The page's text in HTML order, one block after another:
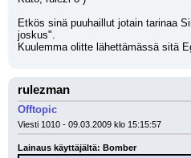
Etkös sinä puuhaillut jotain tarinaa
joskus".
Kuulemma olitte lähettämässä sitä
rulezman
Offtopic
Viesti 1010 - 09.03.2009 klo 15:15:57
Lainaus käyttäjältä: Bomber